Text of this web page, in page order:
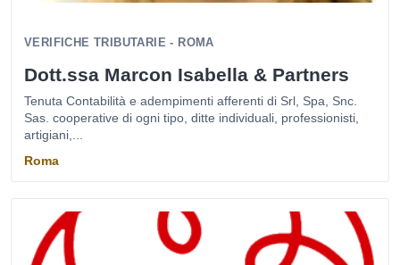
VERIFICHE TRIBUTARIE - ROMA
Dott.ssa Marcon Isabella & Partners
Tenuta Contabilità e adempimenti afferenti di Srl, Spa, Snc.
Sas. cooperative di ogni tipo, ditte individuali, professionisti,
artigiani,...
Roma